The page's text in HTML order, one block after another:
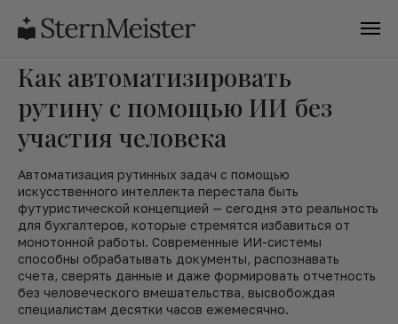
Как автоматизировать
рутину с помощью ИИ без
участия человека
Автоматизация рутинных задач с помощью
искусственного интеллекта перестала быть
футуристической концепцией — сегодня это реальность
для бухгалтеров, которые стремятся избавиться от
монотонной работы. Современные ИИ-системы
способны обрабатывать документы, распознавать
счета, сверять данные и даже формировать отчетность
без человеческого вмешательства, высвобождая
специалистам десятки часов ежемесячно.